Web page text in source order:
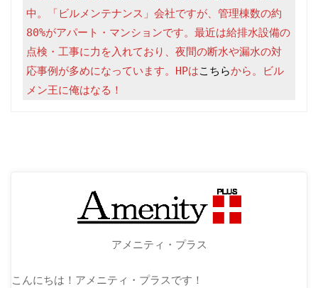
中。「ビルメンテナンス」会社ですが、管理棟数の約
80%がアパート・マンションです。最近は給排水設備の
点検・工事に力を入れており、夜間の断水や漏水の対
応事例が多めになっています。HPはこちらから。ビル
メン王に俺はなる！
アメニティ・プラス
こんにちは！アメニティ・プラスです！